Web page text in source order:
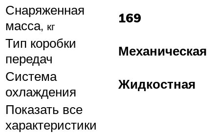
Снаряженная
масса, кг
169
Тип коробки
передач
Механическая
Система
охлаждения
Жидкостная
Показать все
характеристики